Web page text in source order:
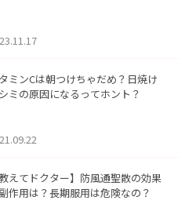
ミンCは朝つけちゃだめ？日焼け
ミの原因になるってホント？
教えてドクター】防風通聖散の効果
作用は？長期服用は危険なの？